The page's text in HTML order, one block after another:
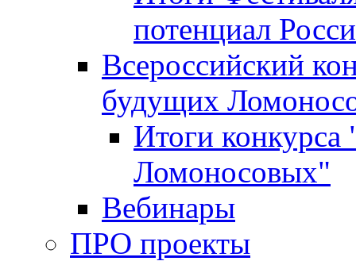
потенциал
Всероссийский
будущих
Итоги
Ломоносовых"
Вебинары
ПРО проекты